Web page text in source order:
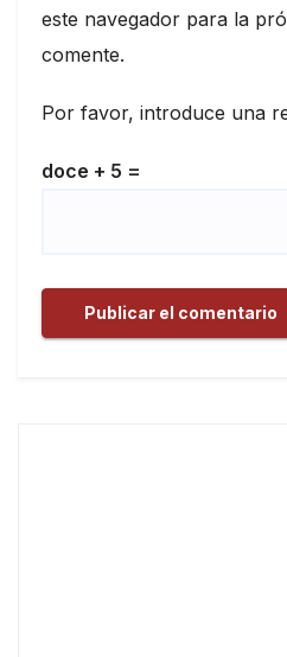
este navegador para la
comente.
Por favor, introduce una
doce + 5 =